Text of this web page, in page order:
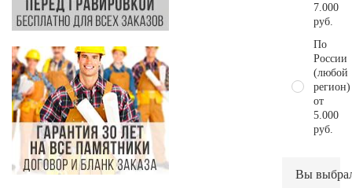
7.000
руб.
По
России
(любой
регион)
от
5.000
руб.
Вы